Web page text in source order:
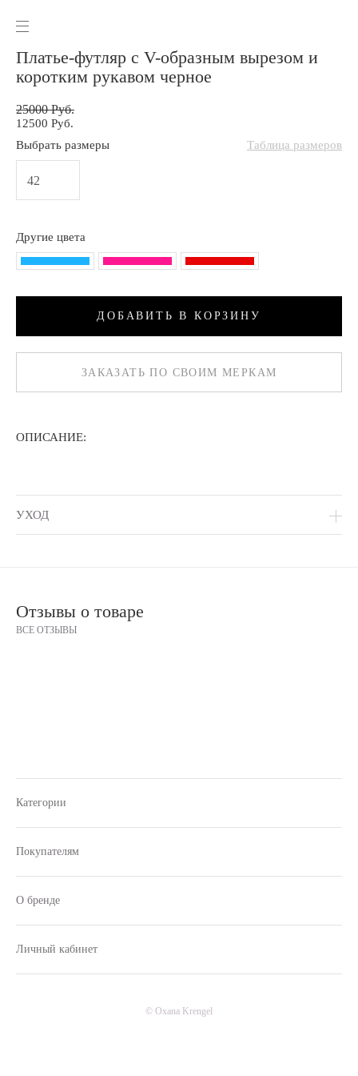
Платье-футляр с V-образным вырезом и
коротким рукавом черное
25000 Руб.
12500 Руб.
Выбрать размеры Таблица размеров
42
Другие цвета
ДОБАВИТЬ В КОРЗИНУ
ЗАКАЗАТЬ ПО СВОИМ МЕРКАМ
ОПИСАНИЕ:
УХОД
Отзывы о товаре
ВСЕ ОТЗЫВЫ
Категории
Покупателям
О бренде
Личный кабинет
© Oxana Krengel